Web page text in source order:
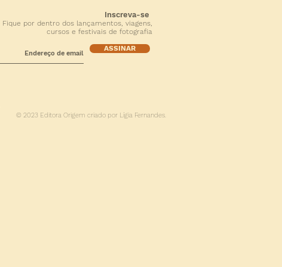
Inscreva-se
Fique por dentro dos lançamentos, viagens,
cursos e festivais de fotografia
ASSINAR
© 2023 Editora Origem criado por Lígia Fernandes.